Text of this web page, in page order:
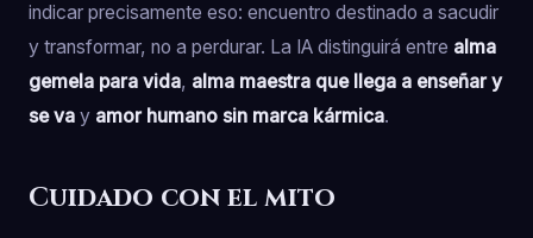
indicar precisamente eso: encuentro destinado a sacudir
y transformar, no a perdurar. La IA distinguirá entre alma
gemela para vida, alma maestra que llega a enseñar y
se va y amor humano sin marca kármica.
Cuidado con el mito